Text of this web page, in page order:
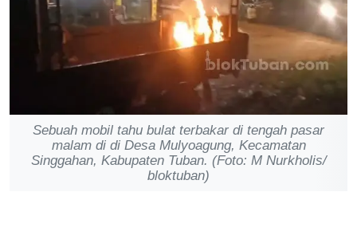
Sebuah mobil tahu bulat terbakar di tengah pasar
malam di di Desa Mulyoagung, Kecamatan
Singgahan, Kabupaten Tuban. (Foto: M Nurkholis/
bloktuban)